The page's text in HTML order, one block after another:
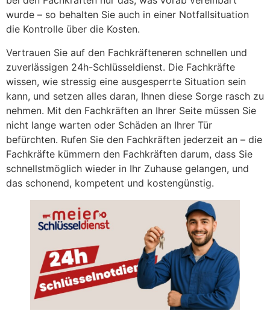
wurde – so behalten Sie auch in einer Notfallsituation
die Kontrolle über die Kosten.
Vertrauen Sie auf den Fachkräfteneren schnellen und
zuverlässigen 24h-Schlüsseldienst. Die Fachkräfte
wissen, wie stressig eine ausgesperrte Situation sein
kann, und setzen alles daran, Ihnen diese Sorge rasch zu
nehmen. Mit den Fachkräften an Ihrer Seite müssen Sie
nicht lange warten oder Schäden an Ihrer Tür
befürchten. Rufen Sie den Fachkräften jederzeit an – die
Fachkräfte kümmern den Fachkräften darum, dass Sie
schnellstmöglich wieder in Ihr Zuhause gelangen, und
das schonend, kompetent und kostengünstig.